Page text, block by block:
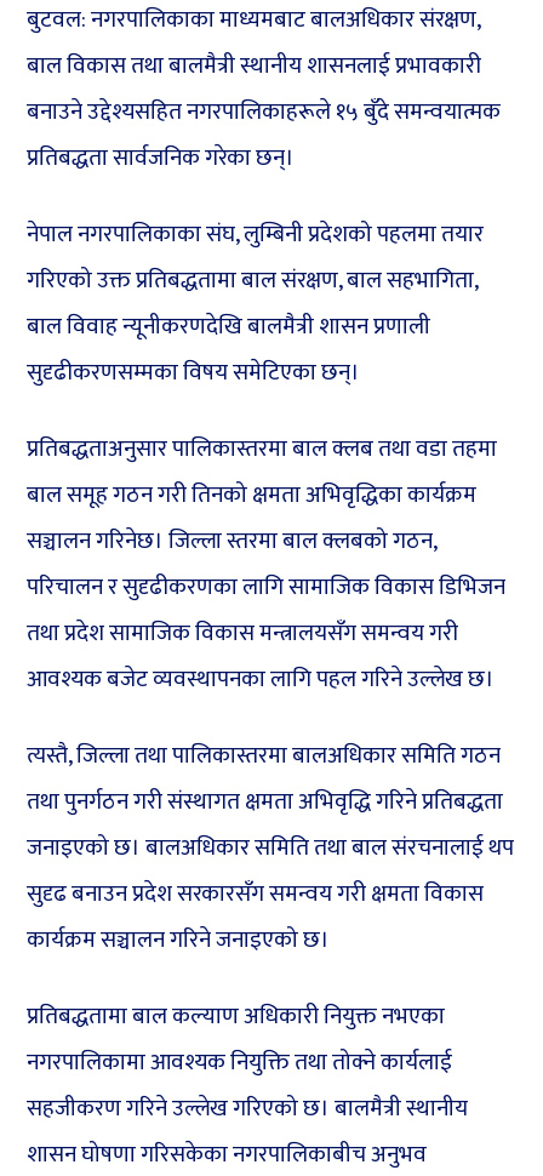
बुटवल: नगरपालिकाका माध्यमबाट बालअधिकार संरक्षण,
बाल विकास तथा बालमैत्री स्थानीय शासनलाई प्रभावकारी
बनाउने उद्देश्यसहित नगरपालिकाहरूले १५ बुँदे समन्वयात्मक
प्रतिबद्धता सार्वजनिक गरेका छन्।
नेपाल नगरपालिकाका संघ, लुम्बिनी प्रदेशको पहलमा तयार
गरिएको उक्त प्रतिबद्धतामा बाल संरक्षण, बाल सहभागिता,
बाल विवाह न्यूनीकरणदेखि बालमैत्री शासन प्रणाली
सुदृढीकरणसम्मका विषय समेटिएका छन्।
प्रतिबद्धताअनुसार पालिकास्तरमा बाल क्लब तथा वडा तहमा
बाल समूह गठन गरी तिनको क्षमता अभिवृद्धिका कार्यक्रम
सञ्चालन गरिनेछ। जिल्ला स्तरमा बाल क्लबको गठन,
परिचालन र सुदृढीकरणका लागि सामाजिक विकास डिभिजन
तथा प्रदेश सामाजिक विकास मन्त्रालयसँग समन्वय गरी
आवश्यक बजेट व्यवस्थापनका लागि पहल गरिने उल्लेख छ।
त्यस्तै, जिल्ला तथा पालिकास्तरमा बालअधिकार समिति गठन
तथा पुनर्गठन गरी संस्थागत क्षमता अभिवृद्धि गरिने प्रतिबद्धता
जनाइएको छ। बालअधिकार समिति तथा बाल संरचनालाई थप
सुदृढ बनाउन प्रदेश सरकारसँग समन्वय गरी क्षमता विकास
कार्यक्रम सञ्चालन गरिने जनाइएको छ।
प्रतिबद्धतामा बाल कल्याण अधिकारी नियुक्त नभएका
नगरपालिकामा आवश्यक नियुक्ति तथा तोक्ने कार्यलाई
सहजीकरण गरिने उल्लेख गरिएको छ। बालमैत्री स्थानीय
शासन घोषणा गरिसकेका नगरपालिकाबीच अनुभव